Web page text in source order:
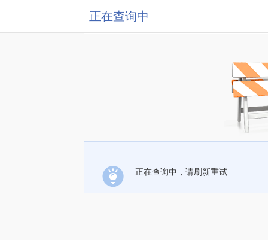
正在查询中
正在查询中，请刷新重试